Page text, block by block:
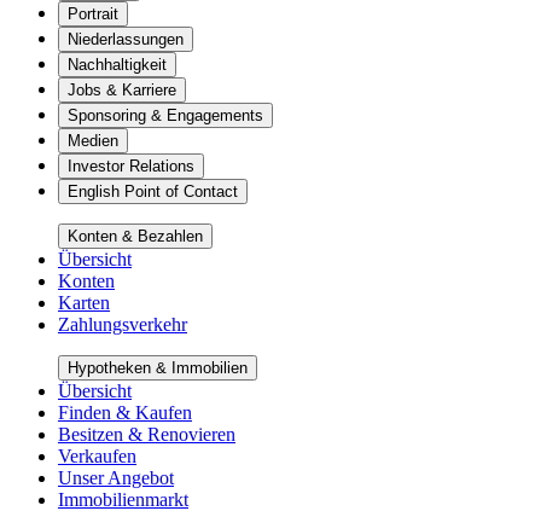
Portrait
Niederlassungen
Nachhaltigkeit
Jobs & Karriere
Sponsoring & Engagements
Medien
Investor Relations
English Point of Contact
Konten & Bezahlen
Übersicht
Konten
Karten
Zahlungsverkehr
Hypotheken & Immobilien
Übersicht
Finden & Kaufen
Besitzen & Renovieren
Verkaufen
Unser Angebot
Immobilienmarkt